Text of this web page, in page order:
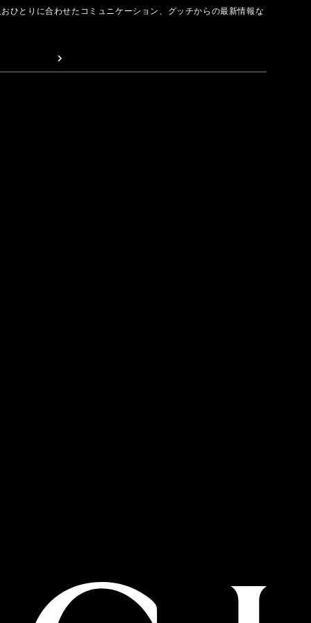
ひとりに合わせたコミュニケーション、グッチからの最新情報な